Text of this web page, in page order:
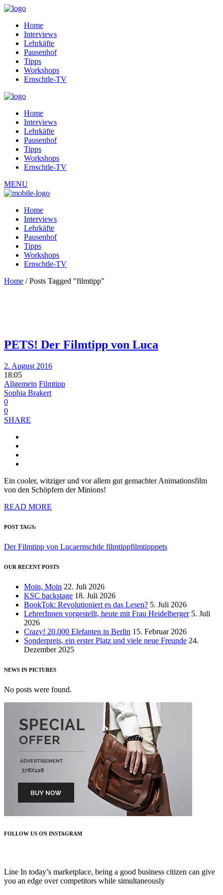
Home
Interviews
Lehrkäfte
Pausenhof
Tipps
Workshops
Ernschtle-TV
Home
Interviews
Lehrkäfte
Pausenhof
Tipps
Workshops
Ernschtle-TV
MENU
Home
Interviews
Lehrkäfte
Pausenhof
Tipps
Workshops
Ernschtle-TV
Home /Posts Tagged "filmtipp"
PETS! Der Filmtipp von Luca
2. August 2016
18:05
Allgemein Filmtipp
Sophia Brakert
0
0
SHARE
Ein cooler, witziger und vor allem gut gemachter Animationsfilm
von den Schöpfern der Minions!
READ MORE
POST TAGS:
Der Filmtipp von Lucaernschtle filmtippfilmtipppets
OUR RECENT POSTS
Moin, Moin 22. Juli 2026
KSC backstage 18. Juli 2026
BookTok: Revolutioniert es das Lesen? 5. Juli 2026
LehrerInnen vorgestellt, heute mit Frau Heidelberger 5. Juli
2026
Crazy! 20.000 Elefanten in Berlin 15. Februar 2026
Sonderpreis, ein erster Platz und viele neue Freunde 24.
Dezember 2025
NEWS IN PICTURES
No posts were found.
FOLLOW US ON INSTAGRAM
Line In today’s marketplace, being a good business citizen can give
you an edge over competitors while simultaneously